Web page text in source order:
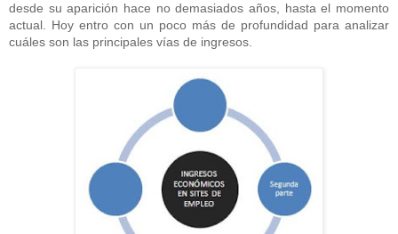
desde su aparición hace no demasiados años, hasta el momento
actual. Hoy entro con un poco más de profundidad para analizar
cuáles son las principales vías de ingresos.